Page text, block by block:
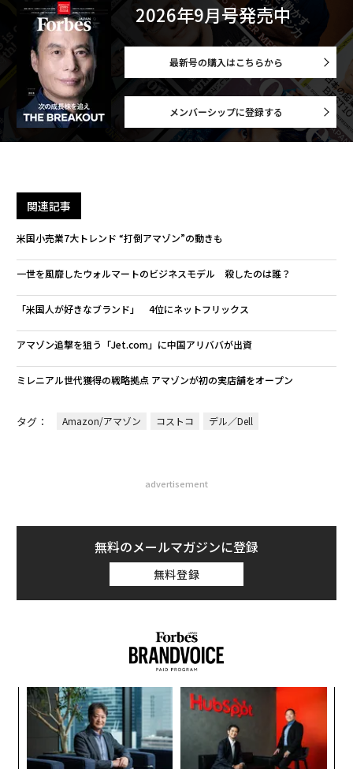
2026年9月号発売中
最新号の購入はこちらから
メンバーシップに登録する
関連記事
米国小売業7大トレンド “打倒アマゾン”の動きも
一世を風靡したウォルマートのビジネスモデル 殺したのは誰？
「米国人が好きなブランド」 4位にネットフリックス
アマゾン追撃を狙う「Jet.com」に中国アリババが出資
ミレニアル世代獲得の戦略拠点 アマゾンが初の実店舗をオープン
タグ： Amazon/アマゾン コストコ デル／Dell
advertisement
無料のメールマガジンに登録
無料登録